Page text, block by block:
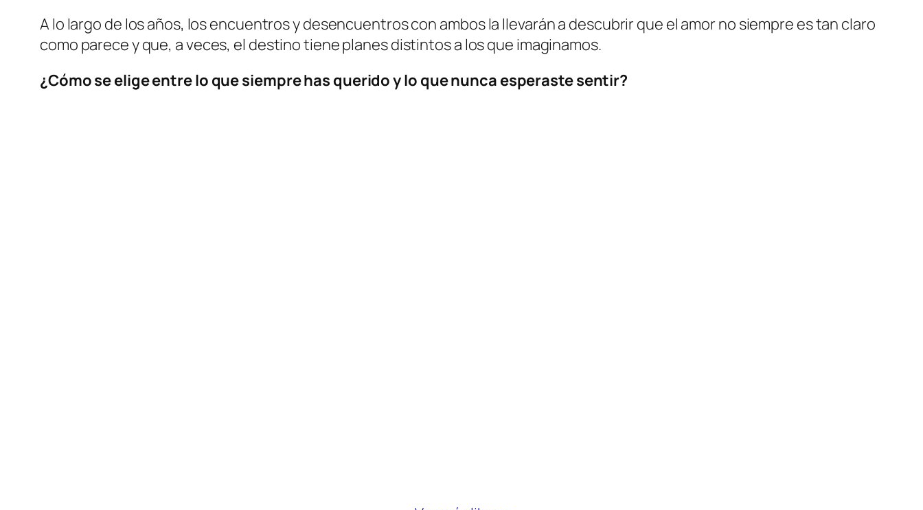
A lo largo de los años, los encuentros y desencuentros con ambos la llevarán a descubrir que el amor no siempre es tan claro
como parece y que, a veces, el destino tiene planes distintos a los que imaginamos.
¿Cómo se elige entre lo que siempre has querido y lo que nunca esperaste sentir?